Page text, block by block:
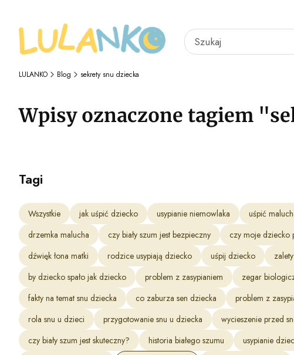
LULANKO Blog sekrety snu dziecka
Wpisy oznaczone tagiem
Tagi
Wszystkie jak uśpić dziecko usypianie niemowlaka uśpić
drzemka malucha
czy biały szum jest bezpieczny czy moje dziecko
dźwięk łona matki
rodzice usypiają dziecko uśpij dziecko
by dziecko spało jak dziecko
problem z zasypianiem zegar
fakty na temat snu dziecka
co zaburza sen dziecka problem z
rola snu u dzieci
przygotowanie snu u dziecka wycieszenie przed
czy biały szum jest skuteczny?
historia białego szumu usypianie